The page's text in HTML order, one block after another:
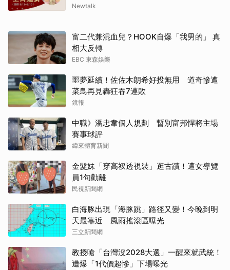
Newtalk
富二代兼混血兒？HOOK自爆「我男的」 真
相大反轉
EBC 東森娛樂
噩夢延續！佐佐木朗希好投無用 道奇慘遭
菜鳥再見轟狂吞7連敗
鏡報
中職》潘忠韋個人規劃 暫別富邦悍將主場
賽事球評
緯來體育新聞
金髮妹「穿高衩透視裝」逛古蹟！遭女導覽
員1句勸離
民視新聞網
白海豚出現「海豚跳」路徑又變！今晚到明
天最靠近 風雨搖滾區曝光
三立新聞網
教授嗆「台灣沒2028大選」一醒來就武統！
遭爆「1代價超慘」下場曝光